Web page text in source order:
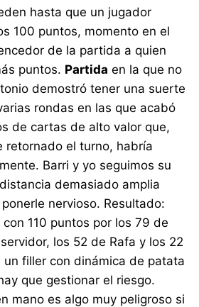
hasta que un jugador
100 puntos, momento en el
de la partida a quien
puntos. Partida en la que no
demostró tener una suerte
rondas en las que acabó
de cartas de alto valor que,
retornado el turno, habría
Barri y yo seguimos su
demasiado amplia
nervioso. Resultado:
110 puntos por los 79 de
los 52 de Rafa y los 22
un filler con dinámica de patata
que gestionar el riesgo.
mano es algo muy peligroso si